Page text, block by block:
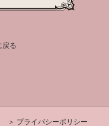
戻る
＞ プライバシーポリシー